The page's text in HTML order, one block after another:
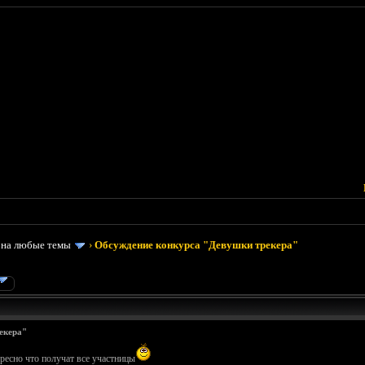
на любые темы ›Обсуждение конкурса "Девушки трекера"
что получат все участницы